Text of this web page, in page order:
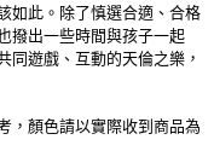
如此。除了慎選合適、合格
撥出一些時間與孩子一起
同遊戲、互動的天倫之樂，
，顏色請以實際收到商品為